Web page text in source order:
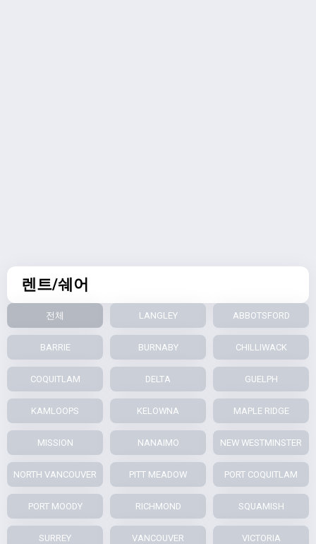
렌트/쉐어
전체 LANGLEY ABBOTSFORD
BARRIE BURNABY CHILLIWACK
COQUITLAM DELTA GUELPH
KAMLOOPS KELOWNA MAPLE RIDGE
MISSION NANAIMO NEW WESTMINSTER
NORTH VANCOUVER PITT MEADOW PORT COQUITLAM
PORT MOODY RICHMOND SQUAMISH
SURREY VANCOUVER VICTORIA